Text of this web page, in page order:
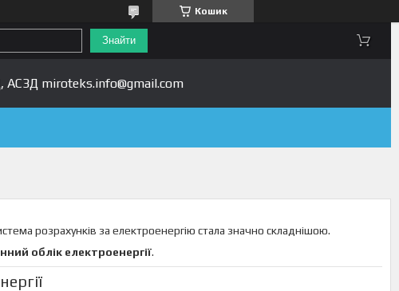
Кошик
Знайти
АСЗД miroteks.info@gmail.com
розрахунків за електроенергію стала значно складнішою.
облік електроенергії.